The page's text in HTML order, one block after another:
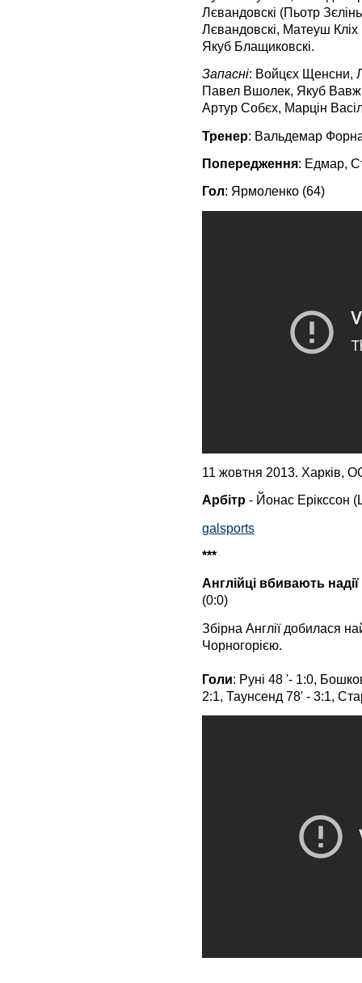
Лєвандовскі (Пьотр
Лєвандовскі, Матеуш Кліх
Якуб Блащиковскі.
Запасні: Войцєх Щенсни,
Павел Вшолек, Якуб
Артур Собєх, Марцін
Тренер: Вальдемар
Попередження: Едмар,
Гол: Ярмоленко (64)
11 жовтня 2013. Харків,
Арбітр - Йонас Ерікссон
galsports
***
Англійці вбивають надії
(0:0)
Збірна Англії добилася
Чорногорією.
Голи: Руні 48 '- 1:0,
2:1, Таунсенд 78' - 3:1,